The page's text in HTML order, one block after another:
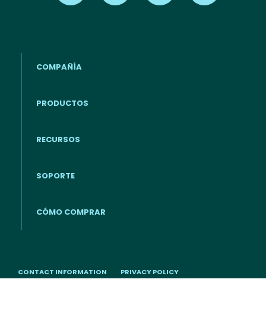
COMPAÑÍA
PRODUCTOS
RECURSOS
SOPORTE
CÓMO COMPRAR
CONTACT INFORMATION
PRIVACY POLICY